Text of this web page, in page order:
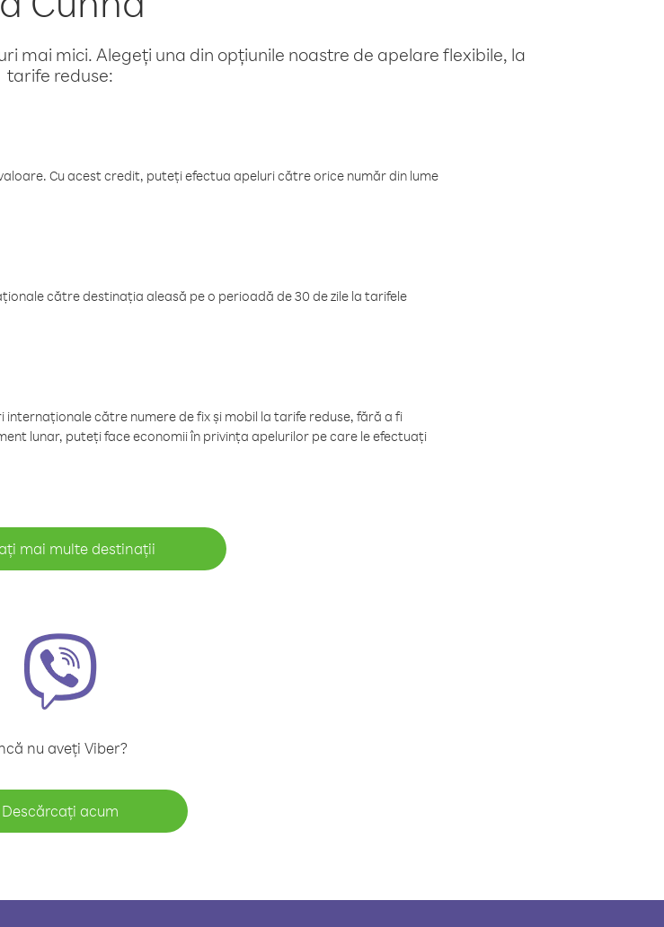
mai mici. Alegeți una din opțiunile noastre de apelare flexibile, la
tarife reduse:
Cu acest credit, puteți efectua apeluri către orice număr din lume
către destinația aleasă pe o perioadă de 30 de zile la tarifele
către numere de fix și mobil la tarife reduse, fără a fi
lunar, puteți face economii în privința apelurilor pe care le efectuați
mai multe destinații
nu aveți Viber?
Descărcați acum